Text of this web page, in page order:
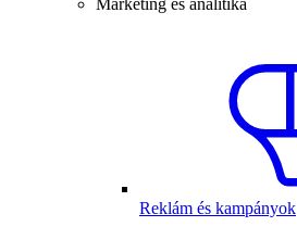
Marketing és analitika
Reklám és kampányok